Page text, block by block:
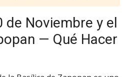
de Noviembre y el
— Qué Hacer